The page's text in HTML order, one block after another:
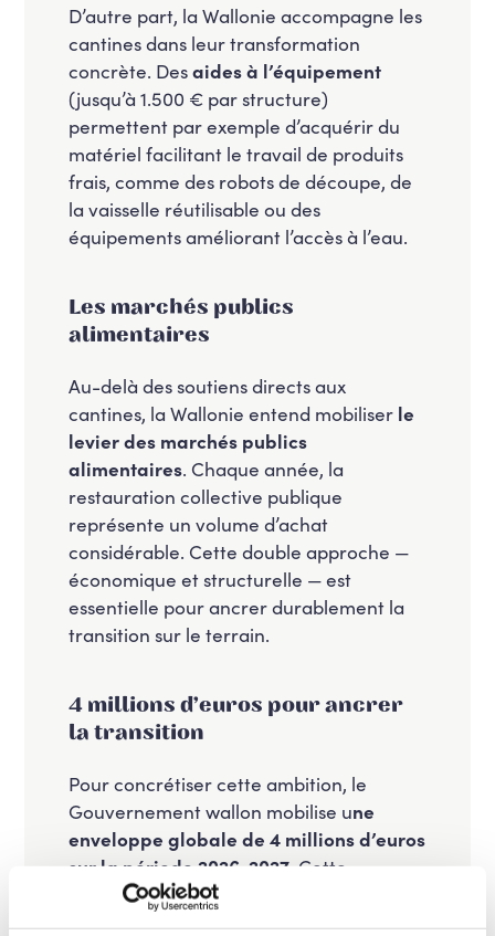
D’autre part, la Wallonie accompagne les
cantines dans leur transformation
concrète. Desaides à l’équipement
(jusqu’à 1.500 € par structure)
permettent par exemple d’acquérir du
matériel facilitant le travail de produits
frais, comme des robots de découpe, de
la vaisselle réutilisable ou des
équipements améliorant l’accès à l’eau.
Les marchés publics
alimentaires
Au-delà des soutiens directs aux
cantines, la Wallonie entend mobiliser le
levier des marchés publics
alimentaires. Chaque année, la
restauration collective publique
représente un volume d’achat
considérable. Cette double approche —
économique et structurelle — est
essentielle pour ancrer durablement la
transition sur le terrain.
4 millions d’euros pour ancrer
la transition
Pour concrétiser cette ambition, le
Gouvernement wallon mobilise une
enveloppe globale de 4 millions d’euros
sur la période 2026-2027 . Cette
enveloppe se répartit comme suit : 1,57
million d’euros pour renforcer et